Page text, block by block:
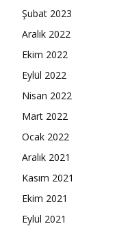
Şubat 2023
Aralık 2022
Ekim 2022
Eylül 2022
Nisan 2022
Mart 2022
Ocak 2022
Aralık 2021
Kasım 2021
Ekim 2021
Eylül 2021